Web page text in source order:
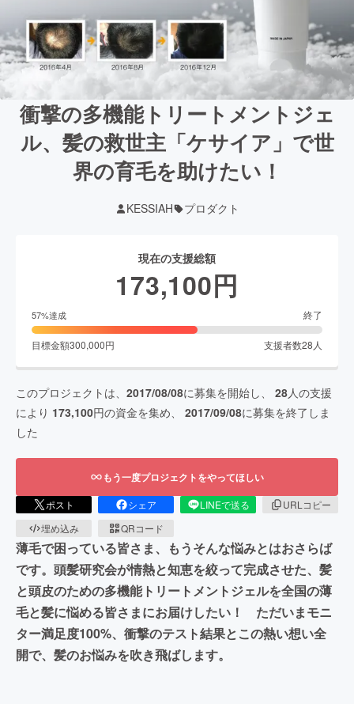
衝撃の多機能トリートメントジェ
ル、髪の救世主「ケサイア」で世
界の育毛を助けたい！
KESSIAH プロダクト
現在の支援総額
173,100円
57%達成 終了
目標金額300,000円 支援者数28 人
このプロジェクトは、 2017/08/08に募集を開始し、 28人の支援
により 173,100円の資金を集め、 2017/09/08に募集を終了しま
した
もう一度プロジェクトをやってほしい
ポスト シェア LINEで送る
URLコピー
埋め込み
QRコード
薄毛で困っている皆さま、もうそんな悩みとはおさらば
です。頭髪研究会が情熱と知恵を絞って完成させた、髪
と頭皮のための多機能トリートメントジェルを全国の薄
毛と髪に悩める皆さまにお届けしたい！ ただいまモニ
ター満足度100%、衝撃のテスト結果とこの熱い想い全
開で、髪のお悩みを吹き飛ばします。